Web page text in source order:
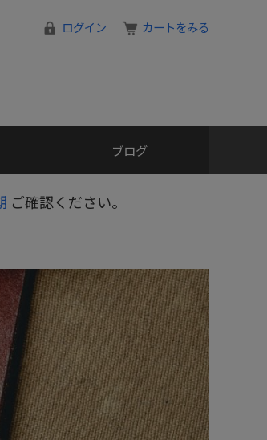
ログイン カートをみる
ブログ
ご確認ください。